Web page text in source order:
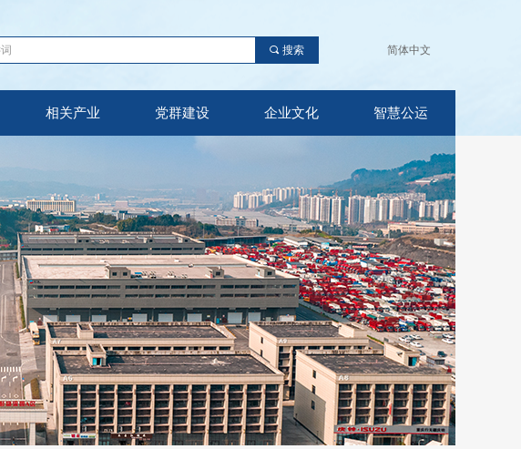
相关产业 党群建设 企业文化 智慧公运
简体中文
끠 搜索